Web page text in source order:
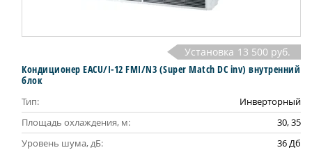
Установка 13 500 руб.
Кондиционер EACU/I-12 FMI/N3 (Super Match DC inv) внутренний
блок
Тип:
Инверторный
Площадь охлаждения, м:
30, 35
Уровень шума, дБ:
36 Дб